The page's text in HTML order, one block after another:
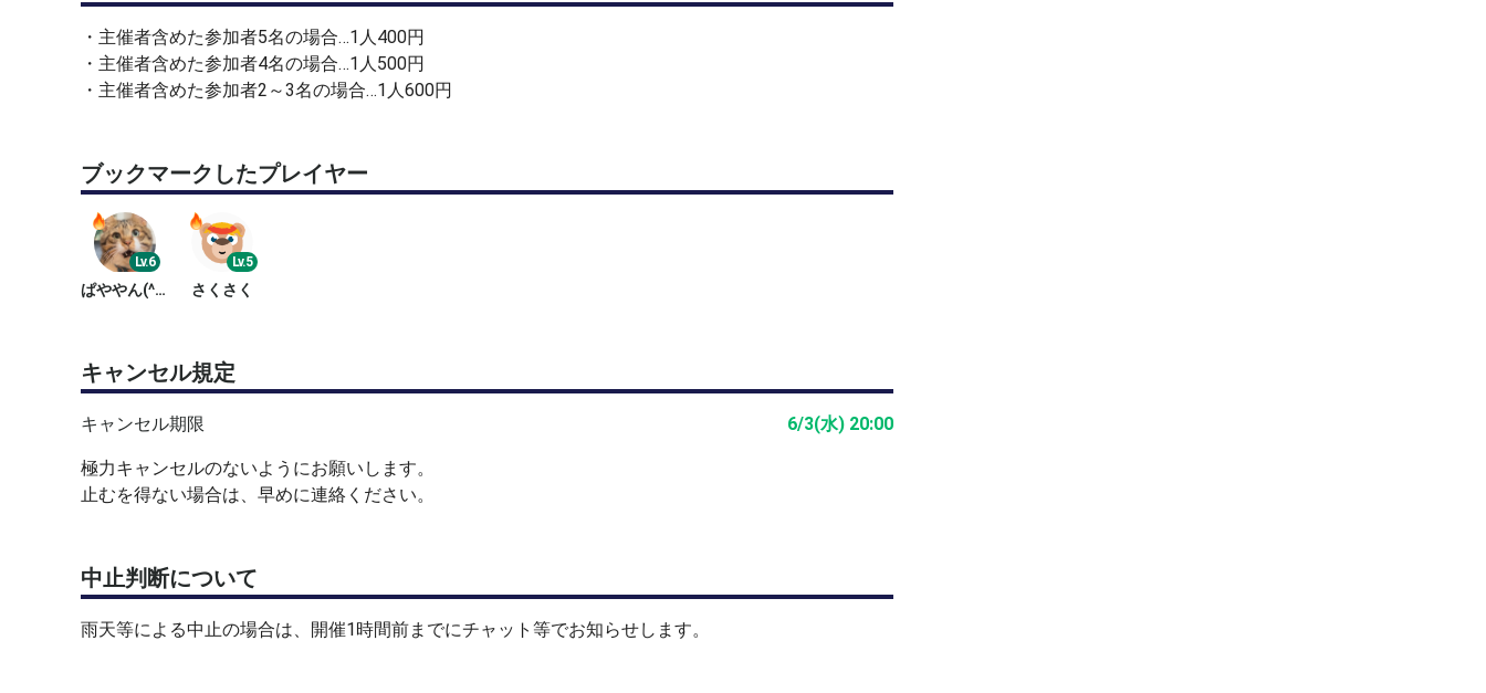
・主催者含めた参加者5名の場合…1人400円
・主催者含めた参加者4名の場合…1人500円
・主催者含めた参加者2～3名の場合…1人600円
ブックマークしたプレイヤー
Lv.6
ぱややん(^-^)/
Lv.5
さくさく
キャンセル規定
キャンセル期限 6/3(水) 20:00
極力キャンセルのないようにお願いします。
止むを得ない場合は、早めに連絡ください。
中止判断について
雨天等による中止の場合は、開催1時間前までにチャット等でお知らせします。